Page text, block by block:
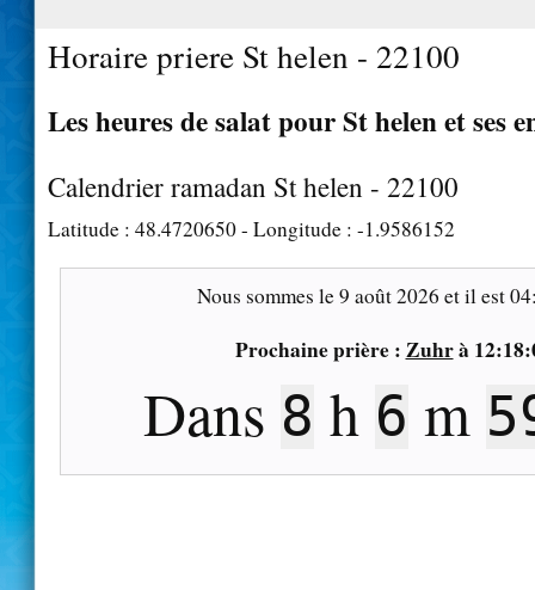
Horaire priere St helen - 22100
Les heures de salat pour St helen et ses
Calendrier ramadan St helen - 22100
Latitude : 48.4720650- Longitude : -1.9586152
Nous sommes le9 août 2026 et il est
Prochaine prière : Zuhrà
Dans 8 h 6 m